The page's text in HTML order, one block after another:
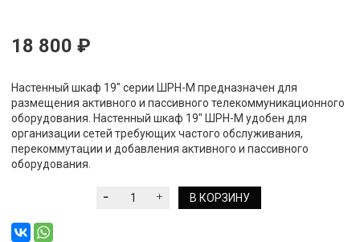
18 800 ₽
Настенный шкаф 19" серии ШРН-М предназначен для
размещения активного и пассивного телекоммуникационного
оборудования. Настенный шкаф 19" ШРН-М удобен для
организации сетей требующих частого обслуживания,
перекоммутации и добавления активного и пассивного
оборудования.
В КОРЗИНУ